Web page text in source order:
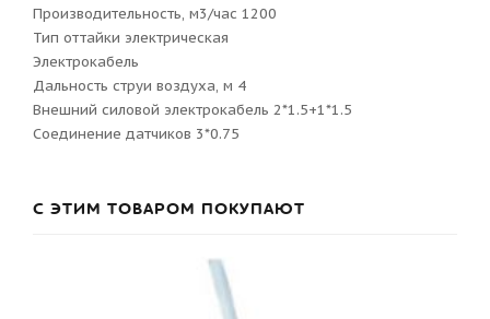
Производительность, м3/час 1200
Тип оттайки электрическая
Электрокабель
Дальность струи воздуха, м 4
Внешний силовой электрокабель 2*1.5+1*1.5
Соединение датчиков 3*0.75
С ЭТИМ ТОВАРОМ ПОКУПАЮТ